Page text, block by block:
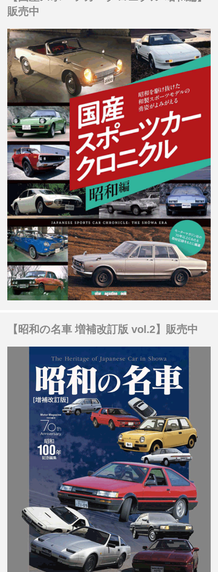
販売中
【昭和の名車 増補改訂版 vol.2】販売中